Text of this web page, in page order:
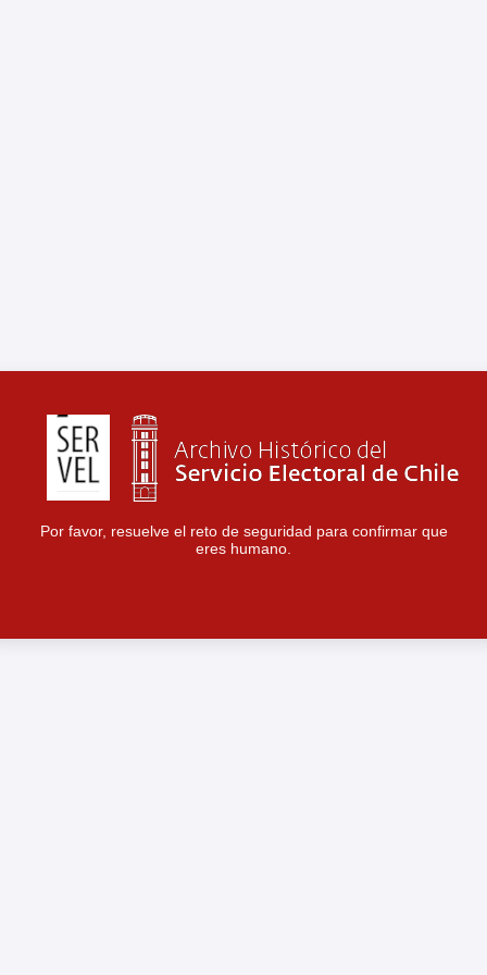
Por favor, resuelve el reto de seguridad para confirmar que
eres humano.